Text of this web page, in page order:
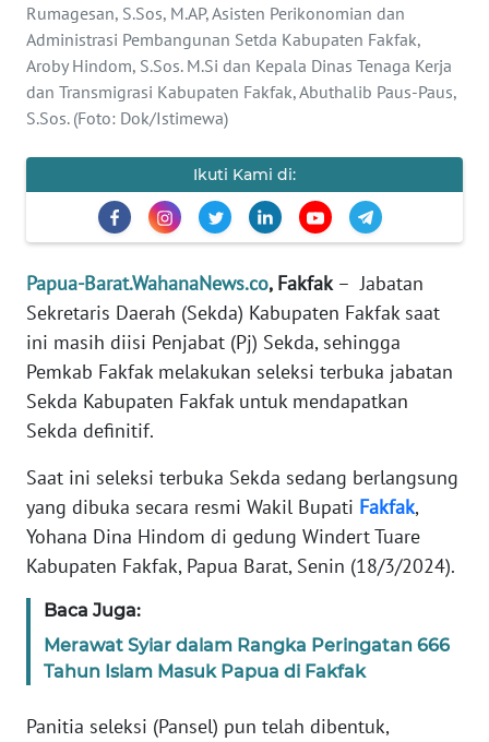
Rumagesan, S.Sos, M.AP, Asisten Perikonomian dan
Administrasi Pembangunan Setda Kabupaten Fakfak,
Aroby Hindom, S.Sos. M.Si dan Kepala Dinas Tenaga Kerja
dan Transmigrasi Kabupaten Fakfak, Abuthalib Paus-Paus,
S.Sos. (Foto: Dok/Istimewa)
Ikuti Kami di:
Papua-Barat.WahanaNews.co, Fakfak– Jabatan
Sekretaris Daerah (Sekda) Kabupaten Fakfak saat
ini masih diisi Penjabat (Pj) Sekda, sehingga
Pemkab Fakfak melakukan seleksi terbuka jabatan
Sekda Kabupaten Fakfak untuk mendapatkan
Sekda definitif.
Saat ini seleksi terbuka Sekda sedang berlangsung
yang dibuka secara resmi Wakil Bupati Fakfak,
Yohana Dina Hindom di gedung Windert Tuare
Kabupaten Fakfak, Papua Barat, Senin (18/3/2024).
Baca Juga:
Merawat Syiar dalam Rangka Peringatan 666
Tahun Islam Masuk Papua di Fakfak
Panitia seleksi (Pansel) pun telah dibentuk,
SIBER
REDAKSI
KARIR
Wahana
Regional
WN
SUMUT
WN
JAKARTA
WN
JABAR
WN
BANTEN
WN